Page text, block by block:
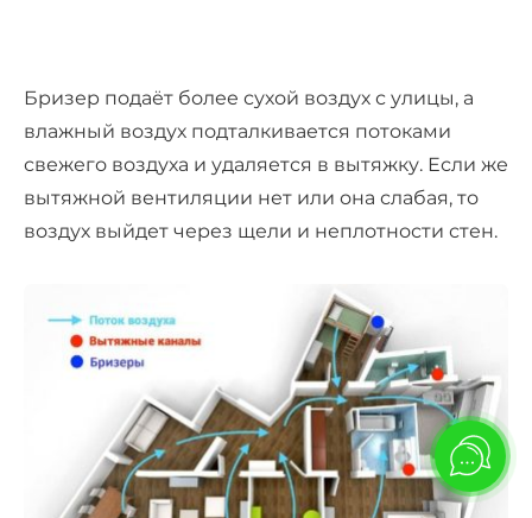
Бризер подаёт более сухой воздух с улицы, а
влажный воздух подталкивается потоками
свежего воздуха и удаляется в вытяжку. Если же
вытяжной вентиляции нет или она слабая, то
воздух выйдет через щели и неплотности стен.